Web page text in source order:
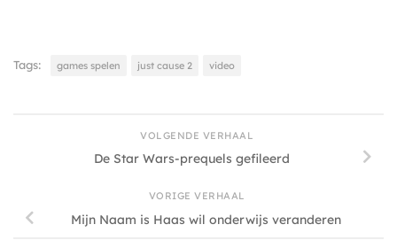
Tags: games spelen just cause 2 video
VOLGENDE VERHAAL
De Star Wars-prequels gefileerd
VORIGE VERHAAL
Mijn Naam is Haas wil onderwijs veranderen